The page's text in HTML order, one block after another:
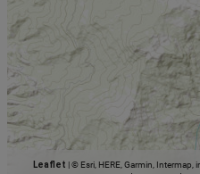
Leaflet |© Esri, HERE, Garmin, Intermap,